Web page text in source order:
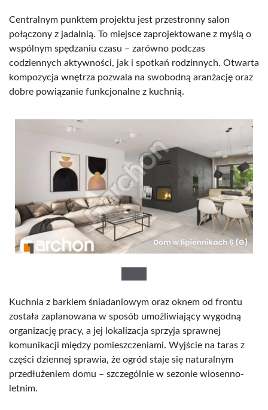
Centralnym punktem projektu jest przestronny salon
połączony z jadalnią. To miejsce zaprojektowane z myślą o
wspólnym spędzaniu czasu – zarówno podczas
codziennych aktywności, jak i spotkań rodzinnych. Otwarta
kompozycja wnętrza pozwala na swobodną aranżację oraz
dobre powiązanie funkcjonalne z kuchnią.
Kuchnia z barkiem śniadaniowym oraz oknem od frontu
została zaplanowana w sposób umożliwiający wygodną
organizację pracy, a jej lokalizacja sprzyja sprawnej
komunikacji między pomieszczeniami. Wyjście na taras z
części dziennej sprawia, że ogród staje się naturalnym
przedłużeniem domu – szczególnie w sezonie wiosenno-
letnim.